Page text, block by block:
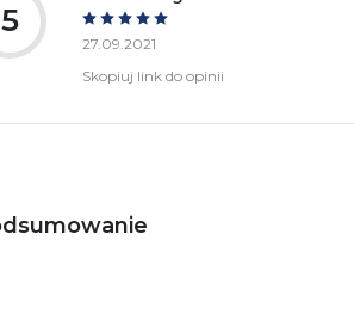
5
27.09.2021
Skopiuj link do opinii